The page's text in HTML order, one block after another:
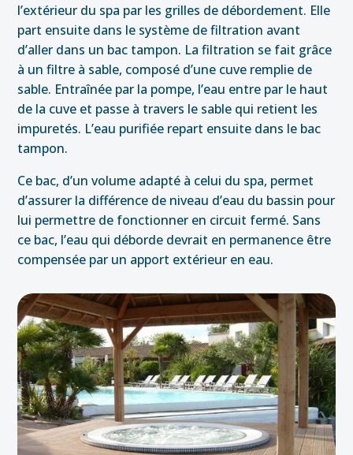
l’extérieur du spa par les grilles de débordement. Elle
part ensuite dans le système de filtration avant
d’aller dans un bac tampon. La filtration se fait grâce
à un filtre à sable, composé d’une cuve remplie de
sable. Entraînée par la pompe, l’eau entre par le haut
de la cuve et passe à travers le sable qui retient les
impuretés. L’eau purifiée repart ensuite dans le bac
tampon.
Ce bac, d’un volume adapté à celui du spa, permet
d’assurer la différence de niveau d’eau du bassin pour
lui permettre de fonctionner en circuit fermé. Sans
ce bac, l’eau qui déborde devrait en permanence être
compensée par un apport extérieur en eau.